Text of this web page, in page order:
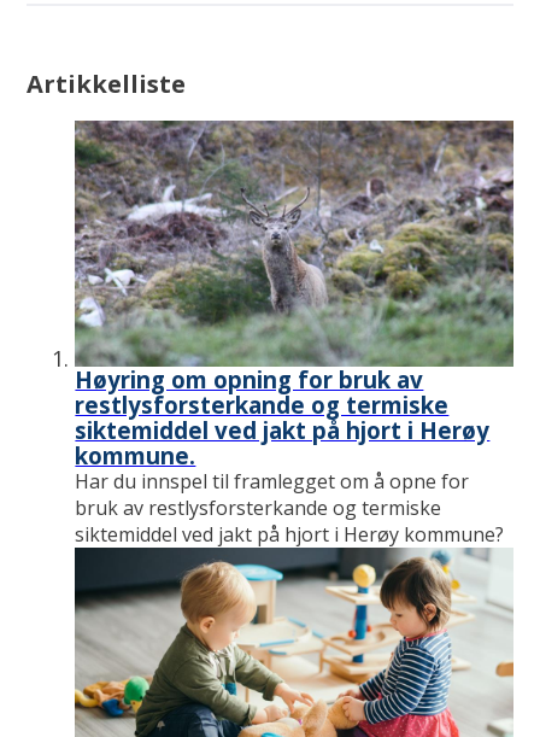
Artikkelliste
Høyring om opning for bruk av
restlysforsterkande og termiske
siktemiddel ved jakt på hjort i Herøy
kommune.
Har du innspel til framlegget om å opne for
bruk av restlysforsterkande og termiske
siktemiddel ved jakt på hjort i Herøy kommune?